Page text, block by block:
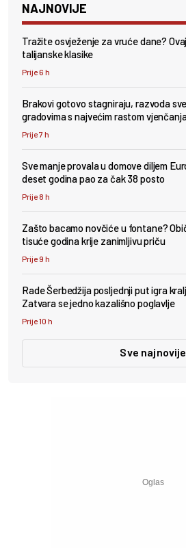
NAJNOVIJE
Tražite osvježenje za vruće dane?
talijanske klasike
Prije 6 h
Brakovi gotovo stagniraju, razvoda
gradovima s najvećim rastom
Prije 7 h
Sve manje provala u domove diljem
deset godina pao za čak 38 posto
Prije 8 h
Zašto bacamo novčiće u fontane?
tisuće godina krije zanimljivu priču
Prije 9 h
Rade Šerbedžija posljednji put igra
Zatvara se jedno kazališno poglavlje
Prije 10 h
Sve najnovije